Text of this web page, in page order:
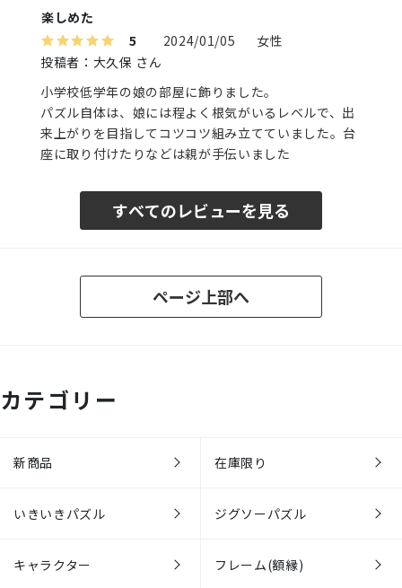
楽しめた
5
2024/01/05
女性
投稿者：大久保 さん
小学校低学年の娘の部屋に飾りました。
パズル自体は、娘には程よく根気がいるレベルで、出
来上がりを目指してコツコツ組み立てていました。台
座に取り付けたりなどは親が手伝いました
すべてのレビューを見る
ページ上部へ
カテゴリー
新商品 在庫限り
いきいきパズル ジグソーパズル
キャラクター フレーム(額縁)